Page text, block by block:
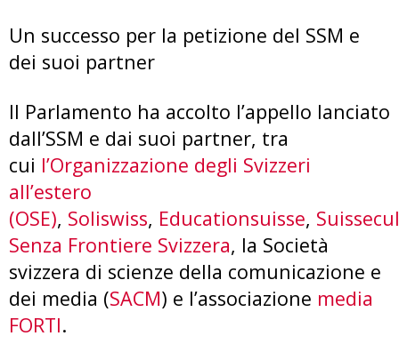
Un successo per la petizione del SSM e
dei suoi partner
Il Parlamento ha accolto l’appello lanciato
dall’SSM e dai suoi partner, tra
cui l’Organizzazione degli Svizzeri
all’estero
(OSE), Soliswiss, Educationsuisse,
Senza Frontiere Svizzera, la Società
svizzera di scienze della comunicazione e
dei media (SACM) e l’associazione media
FORTI.